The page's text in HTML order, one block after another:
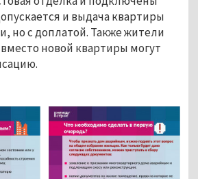
и выдача квартиры
но с доплатой. Также жители
новой квартиры могут